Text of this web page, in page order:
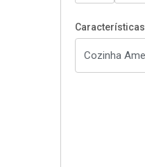
Características